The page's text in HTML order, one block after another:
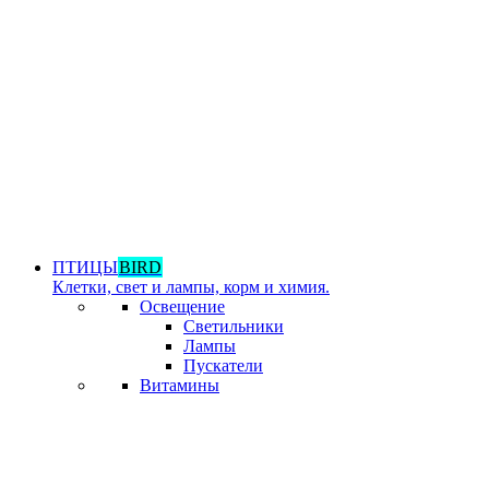
ПТИЦЫBIRD
Клетки, свет и лампы, корм и химия.
Освещение
Светильники
Лампы
Пускатели
Витамины